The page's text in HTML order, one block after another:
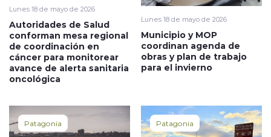
Lunes 18 de mayo de 2026
Autoridades de Salud
conforman mesa regional
de coordinación en
cáncer para monitorear
avance de alerta sanitaria
oncológica
Lunes 18 de mayo de 2026
Municipio y MOP
coordinan agenda de
obras y plan de trabajo
para el invierno
Patagonia Patagonia